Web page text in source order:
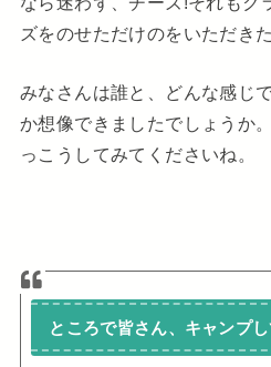
ズをのせただけのをいただき
みなさんは誰と、どんな感じ
か想像できましたでしょうか
っこうしてみてくださいね。
ところで皆さん、キャンプ